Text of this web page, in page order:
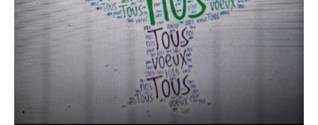
Mobilheim und Preise
Zimmer pro Nacht und Preise